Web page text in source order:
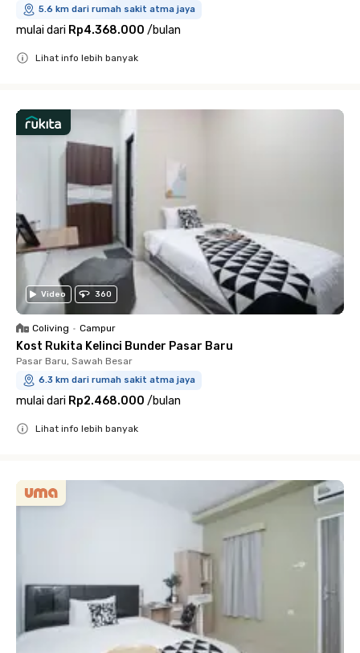
5.6 km dari rumah sakit atma jaya
mulai dari Rp4.368.000 /bulan
Lihat info lebih banyak
Video 360
Coliving • Campur
Kost Rukita Kelinci Bunder Pasar Baru
Pasar Baru, Sawah Besar
6.3 km dari rumah sakit atma jaya
mulai dari Rp2.468.000 /bulan
Lihat info lebih banyak